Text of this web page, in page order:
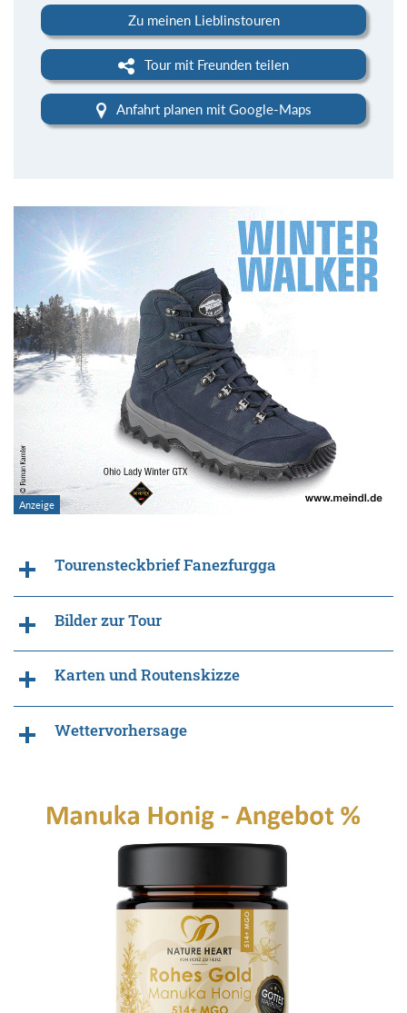
Zu meinen Lieblinstouren
Tour mit Freunden teilen
Anfahrt planen mit Google-Maps
Tourensteckbrief Fanezfurgga
Bilder zur Tour
Karten und Routenskizze
Wettervorhersage